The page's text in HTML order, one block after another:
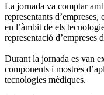
La jornada va comptar
representants
en l’àmbit de els
representació d’empreses
Durant la jornada es van
components i mostres
tecnologies mèdiques.